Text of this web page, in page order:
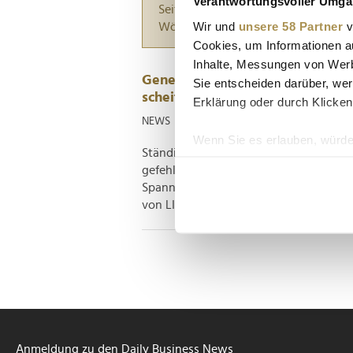
Wir und unsere 58 Partner
Cookies, um Informationen
Inhalte, Messungen von
Sie entscheiden darüber,
Erklärung oder durch
Wenn Sie es erlauben,
Erfahren Sie mehr darüber,
Seiten suchen, die genau diese
Wörter zwischen
Generationenkonflikte im Büro:
scheitern
NEWS
Ständige Generationenkonflikte sind
gefehlt, wie eine aktuelle Studie
Spannungen zwischen Mitarbeitern
von LIZ Smart Office, stellt...
Anmeldung zu den Daily Business News